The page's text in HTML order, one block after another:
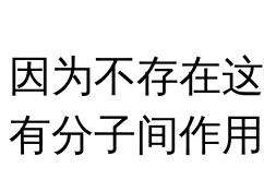
因为不存在
有分子间作